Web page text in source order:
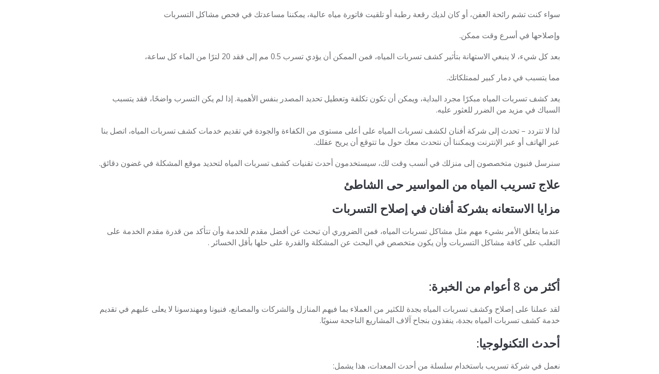
سواء كنت تشم رائحة العفن، أو كان لديك رقعة رطبة أو تلقيت فاتورة مياه عالية، يمكننا مساعدتك في فحص مشاكل التسربات
وإصلاحها في أسرع وقت ممكن.
بعد كل شيء، لا ينبغي الاستهانة بتأثير كشف تسربات المياه، فمن الممكن أن يؤدي تسرب 0.5 مم إلى فقد 20 لترًا من الماء كل ساعة،
مما يتسبب في دمار كبير لممتلكاتك.
يعد كشف تسربات المياه مبكرًا مجرد البداية، ويمكن أن تكون تكلفة وتعطيل تحديد المصدر بنفس الأهمية. إذا لم يكن التسرب واضحًا، فقد يتسبب
السباك في مزيد من الضرر للعثور عليه.
لذا لا تتردد – تحدث إلى شركة أفنان لكشف تسربات المياه على أعلى مستوى من الكفاءة والجودة في تقديم خدمات كشف تسربات المياه، اتصل بنا
عبر الهاتف أو عبر الإنترنت ويمكننا أن نتحدث معك حول ما تتوقع أن يريح عقلك.
سنرسل فنيون متخصصون إلى منزلك في أنسب وقت لك، سيستخدمون أحدث تقنيات كشف تسربات المياه لتحديد موقع المشكلة في غضون دقائق.
علاج تسريب المياه من المواسير حى الشاطئ
مزايا الاستعانه بشركة أفنان في إصلاح التسربات
عندما يتعلق الأمر بشيء مهم مثل مشاكل تسربات المياه، فمن الضروري أن تبحث عن أفضل مقدم للخدمة وأن تتأكد من قدرة مقدم الخدمة على
التغلب على كافة مشاكل التسربات وأن يكون متخصص في البحث عن المشكلة والقدرة على حلها بأقل الخسائر .
أكثر من 8 أعوام من الخبرة:
لقد عملنا على إصلاح وكشف تسربات المياه بجدة للكثير من العملاء بما فيهم المنازل والشركات والمصانع، فنيونا ومهندسونا لا يعلى عليهم في تقديم
خدمة كشف تسربات المياه بجدة، ينفذون بنجاح آلاف المشاريع الناجحة سنويًا.
أحدث التكنولوجيا:
نعمل في شركة تسريب باستخدام سلسلة من أحدث المعدات، هذا يشمل: